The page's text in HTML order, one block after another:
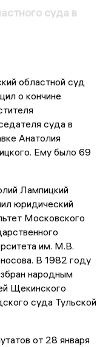
суда в
областной суд
о кончине
суда в
Анатолия
Ему было 69
Лампицкий
юридический
Московского
им. М.В.
В 1982 году
народным
Щекинского
суда Тульской
от 28 января